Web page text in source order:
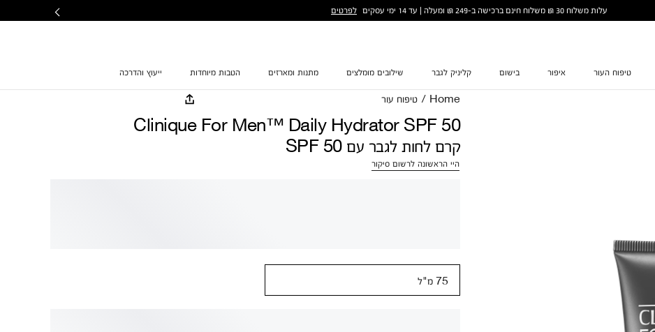
עלות משלוח 30 ₪ משלוח חינם ברכישה ב-249 ₪ ומעלה | עד 14 ימי עסקים לפרטים
טיפוח העור איפור בישום קליניק לגבר שילובים מומלצים מתנות ומארזים הטבות מיוחדות ייעוץ והדרכה
Home
/ טיפוח עור
Clinique For Men™ Daily Hydrator SPF 50
קרם לחות לגבר עם SPF 50
היי הראשונה לרשום סיקור
75 מ"ל